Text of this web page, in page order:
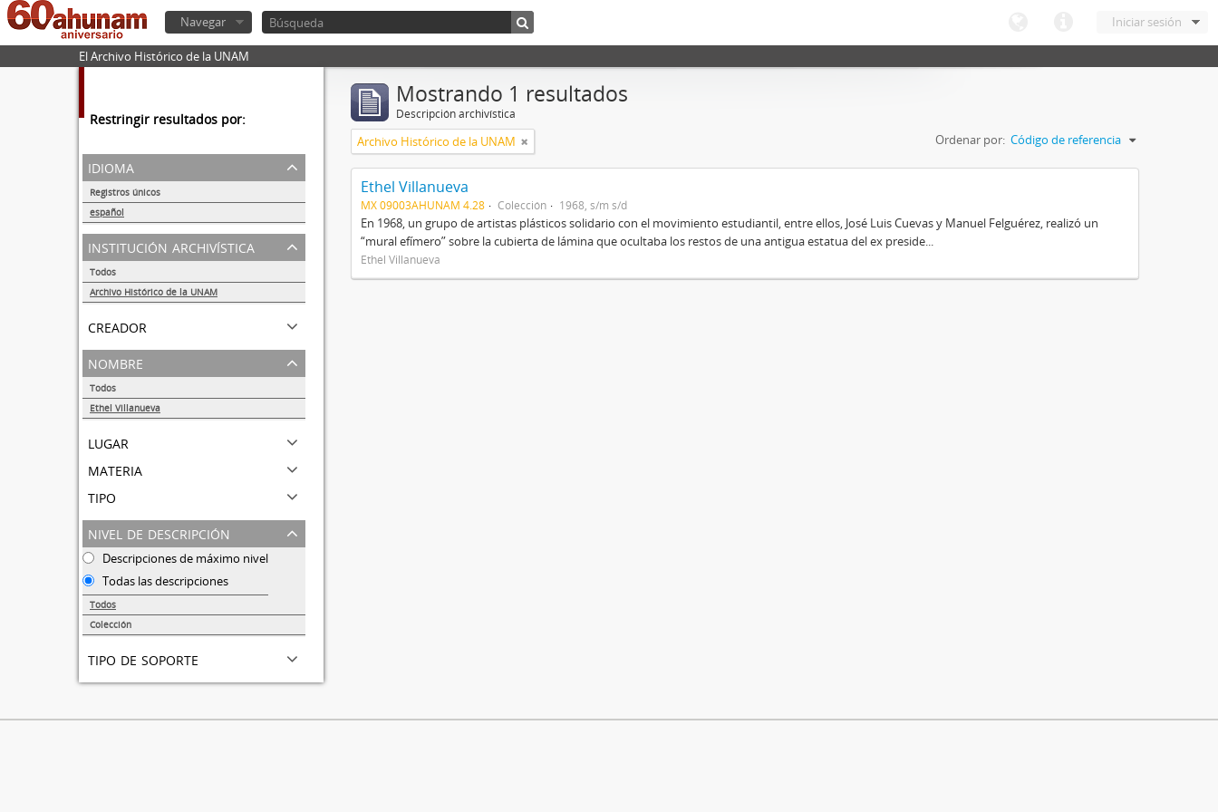
Iniciar sesión
Navegar
El Archivo Histórico de la UNAM
Restringir resultados por:
idioma
Registros únicos
español
1
institución archivística
Todos
Archivo Histórico de la UNAM
creador
nombre
Todos
Ethel Villanueva
lugar
materia
tipo
nivel de descripción
Descripciones de máximo nivel
Todas las descripciones
Todos
Colección
tipo de soporte
Mostrando 1 resultados
Descripción archivística
Archivo Histórico de la UNAM Ordenar por: Código de referencia
Ethel Villanueva
MX 09003AHUNAM 4.28 Colección 1968, s/m s/d
En 1968, un grupo de artistas plásticos solidario con el movimiento estudiantil, entre ellos, José Luis Cuevas y Manuel Felguérez, realizó un
“mural efímero” sobre la cubierta de lámina que ocultaba los restos de una antigua estatua del ex preside...
Ethel Villanueva